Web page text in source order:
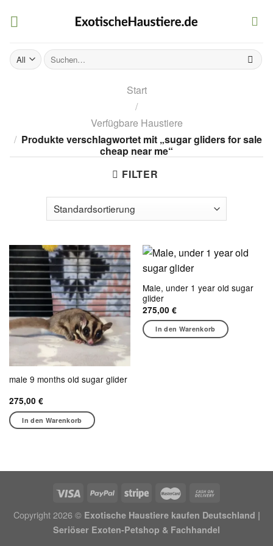
Suchen
nach:
Start
/
Verfügbare Haustiere
/ Produkte verschlagwortet mit „sugar gliders for sale
cheap near me“
FILTER
male 9 months old sugar glider
275,00 €
In den Warenkorb
Male, under 1 year old sugar
glider
275,00 €
In den Warenkorb
Copyright 2026 © Exotische Haustiere kaufen Deutschland |
Seriöser Exoten-Petshop & Fachhandel